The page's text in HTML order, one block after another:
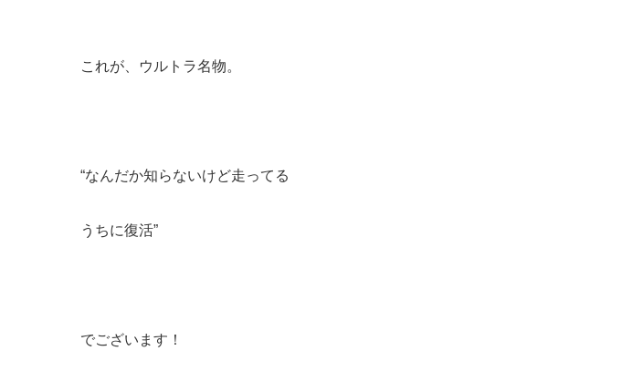
これが、ウルトラ名物。
“なんだか知らないけど走ってる
うちに復活”
でございます！